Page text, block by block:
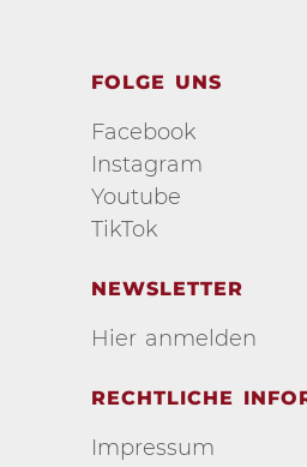
FOLGE UNS
Facebook
Instagram
Youtube
TikTok
NEWSLETTER
Hier anmelden
RECHTLICHE
Impressum